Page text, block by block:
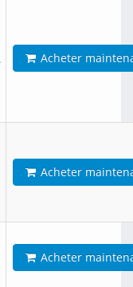
Acheter
Acheter
Acheter